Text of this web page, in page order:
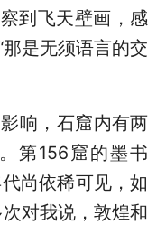
到飞天壁画，感
是无须语言的交
响，石窟内有两
第156窟的墨书
尚依稀可见，如
对我说，敦煌和